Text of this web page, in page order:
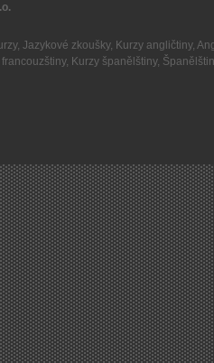
, Jazykové zkoušky, Kurzy angličtiny,
, Kurzy španělštiny,